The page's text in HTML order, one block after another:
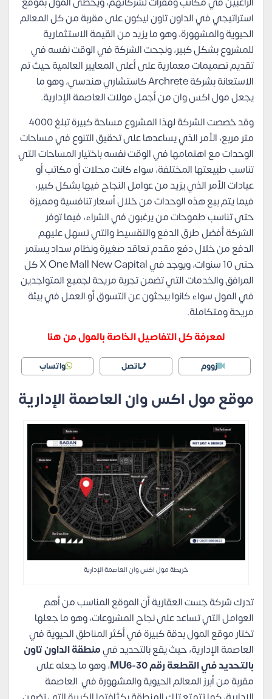
استراتيجي في الداون تاون ليكون على مقربة من كل المعالم
الحيوية والمشهورة، وهو ما يزيد من القيمة الاستثمارية
للمشروع بشكل كبير، ونجحت الشركة في الوقت نفسه في
تقديم تصميمات معمارية على أعلى المعايير العالمية حيث تم
الاستعانة بشركة Archrete كاستشاري هندسي، وهو ما
يجعل مول اكس وان من أجمل مولات العاصمة الإدارية.
وقد خصصت الشركة لهذا المشروع مساحة كبيرة تبلغ 4000
متر مربع، الأمر الذي يساعدها على تحقيق التنوع في مساحات
الوحدات مع اهتمامها في الوقت نفسه باختيار المساحات التي
تناسب طبيعتها المختلفة، سواء كانت محلات أو مكاتب أو
عيادات الأمر الذي يزيد من عوامل النجاح فيها بشكل كبير،
فيما يتم بيع هذه الوحدات من خلال أسعار تنافسية ومميزة
حتى تناسب طموحات من يرغبون في الشراء، فيما توفر
الشركة أفضل طرق الدفع والتقسيط والتي تسهل عليهم
الدفع من خلال دفع مقدم تعاقد صغيرة ونظام سداد يستمر
حتى 10 سنوات، ويوجد في X One Mall New Capital كل
المرافق والخدمات التي تضمن تجربة مريحة لجميع المتواجدين
في المول سواء كانوا يبحثون عن التسوق أو العمل في بيئة
مريحة ومتكاملة.
لمعرفة كل التفاصيل الخاصة بالمول من هنا
زووم اتصل واتساب
موقع مول اكس وان العاصمة الإدارية
خريطة مول اكس وان العاصمة الإدارية
تدرك شركة جست العقارية أن الموقع المناسب من أهم
العوامل التي تساعد على نجاح المشروعات، وهو ما جعلها
تختار موقع المول بدقة كبيرة في أكثر المناطق الحيوية في
العاصمة الإدارية، حيث يقع بالتحديد فيمنطقة الداون تاون
بالتحديد في القطعة رقم MU6-30
، وهو ما جعله على
مقربة من أبرز المعالم الحيوية والمشهورة في العاصمة